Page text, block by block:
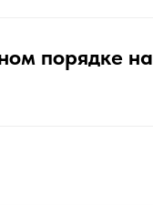
порядке на